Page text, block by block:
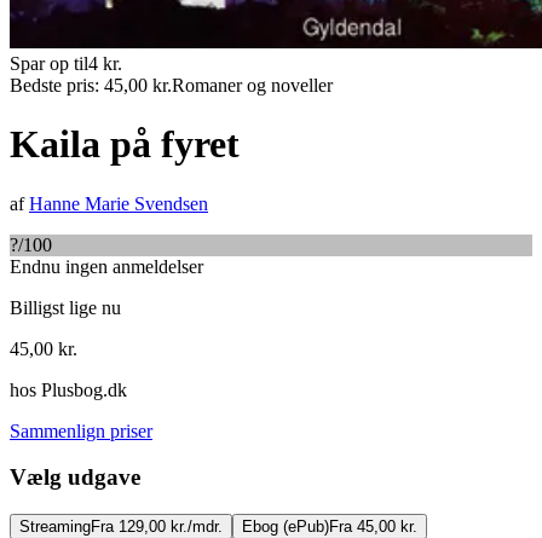
Spar op til4 kr.
Bedste pris: 45,00 kr.Romaner og noveller
Kaila på fyret
afHanne Marie Svendsen
?/100
Endnu ingen anmeldelser
Billigst lige nu
45,00 kr.
hos Plusbog.dk
Sammenlign priser
Vælg udgave
StreamingFra 129,00 kr./mdr. Ebog (ePub)Fra 45,00 kr.